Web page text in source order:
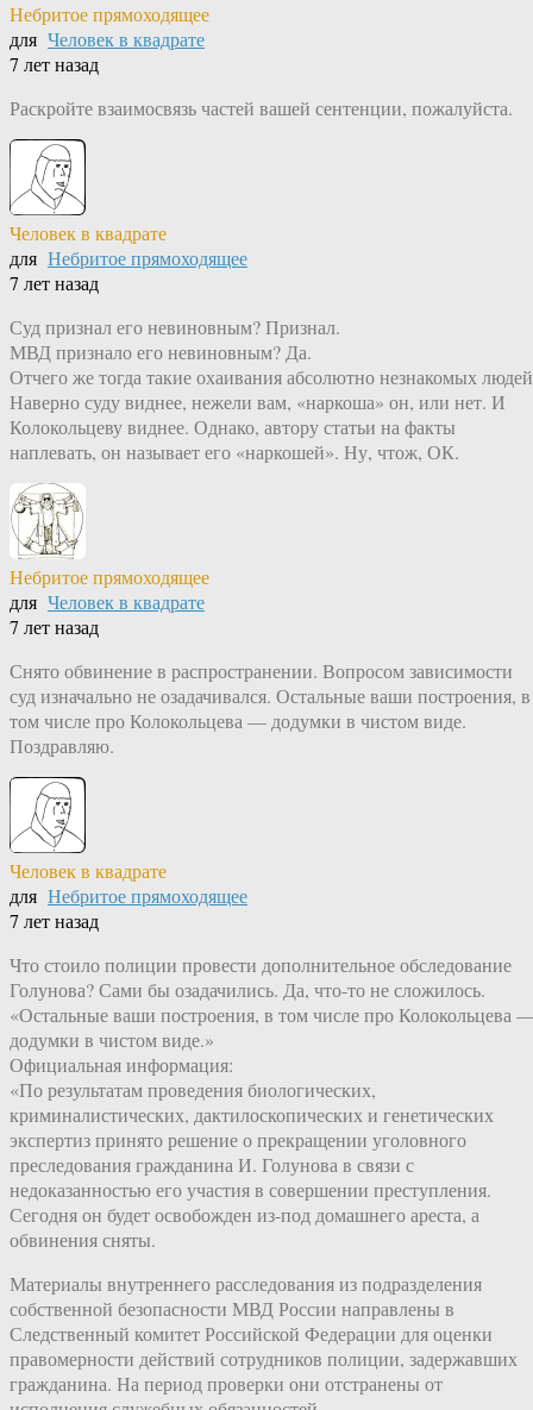
Небритое прямоходящее
для Человек в квадрате
7 лет назад
Раскройте взаимосвязь частей вашей сентенции, пожалуйста.
Человек в квадрате
для Небритое прямоходящее
7 лет назад
Суд признал его невиновным? Признал.
МВД признало его невиновным? Да.
Отчего же тогда такие охаивания абсолютно незнакомых
Наверно суду виднее, нежели вам, «наркоша» он, или нет. И
Колокольцеву виднее. Однако, автору статьи на факты
наплевать, он называет его «наркошей». Ну, чтож, ОК.
Небритое прямоходящее
для Человек в квадрате
7 лет назад
Снято обвинение в распространении. Вопросом зависимости
суд изначально не озадачивался. Остальные ваши построения, в
том числе про Колокольцева — додумки в чистом виде.
Поздравляю.
Человек в квадрате
для Небритое прямоходящее
7 лет назад
Что стоило полиции провести дополнительное обследование
Голунова? Сами бы озадачились. Да, что-то не сложилось.
«Остальные ваши построения, в том числе про Колокольцева
додумки в чистом виде.»
Официальная информация:
«По результатам проведения биологических,
криминалистических, дактилоскопических и генетических
экспертиз принято решение о прекращении уголовного
преследования гражданина И. Голунова в связи с
недоказанностью его участия в совершении преступления.
Сегодня он будет освобожден из-под домашнего ареста, а
обвинения сняты.
Материалы внутреннего расследования из подразделения
собственной безопасности МВД России направлены в
Следственный комитет Российской Федерации для оценки
правомерности действий сотрудников полиции, задержавших
гражданина. На период проверки они отстранены от